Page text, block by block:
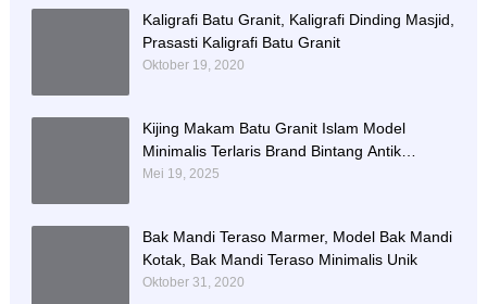
Kaligrafi Batu Granit, Kaligrafi Dinding Masjid,
Prasasti Kaligrafi Batu Granit
Oktober 19, 2020
Kijing Makam Batu Granit Islam Model
Minimalis Terlaris Brand Bintang Antik
Sejahtera
Mei 19, 2025
Bak Mandi Teraso Marmer, Model Bak Mandi
Kotak, Bak Mandi Teraso Minimalis Unik
Oktober 31, 2020